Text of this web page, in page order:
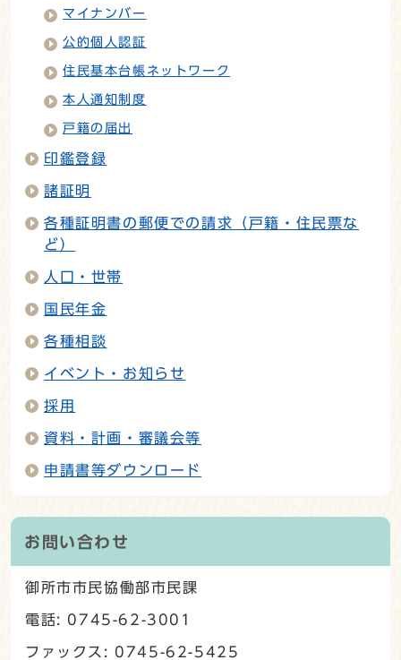
マイナンバー
公的個人認証
住民基本台帳ネットワーク
本人通知制度
戸籍の届出
印鑑登録
諸証明
各種証明書の郵便での請求（戸籍・住民票な
ど）
人口・世帯
国民年金
各種相談
イベント・お知らせ
採用
資料・計画・審議会等
申請書等ダウンロード
お問い合わせ
御所市市民協働部市民課
電話: 0745-62-3001
ファックス: 0745-62-5425